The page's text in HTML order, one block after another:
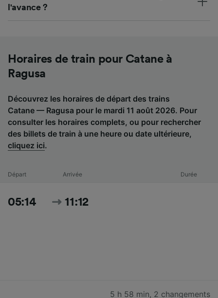
l'avance ?
Horaires de train pour Catane à
Ragusa
Découvrez les horaires de départ des trains
Catane — Ragusa pour le mardi 11 août 2026. Pour
consulter les horaires complets, ou pour rechercher
des billets de train à une heure ou date ultérieure,
cliquez ici.
Départ Arrivée Durée
05:14 11:12
5 h 58 min, 2 changements